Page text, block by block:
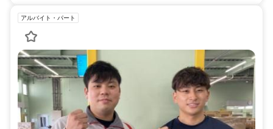
アルバイト・パート